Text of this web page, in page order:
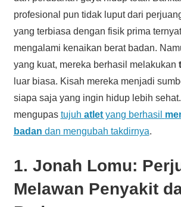
profesional pun tidak luput dari
yang terbiasa dengan fisik prima
mengalami kenaikan berat badan.
yang kuat, mereka berhasil melakukan
luar biasa. Kisah mereka menjadi
siapa saja yang ingin hidup lebih
mengupas tujuh atletyang berhasil
badan dan mengubah takdirnya.
1. Jonah Lomu:
Melawan Penyakit